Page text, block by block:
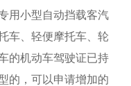
用小型自动挡载客汽
车、轻便摩托车、轮
的机动车驾驶证已持
的，可以申请增加的